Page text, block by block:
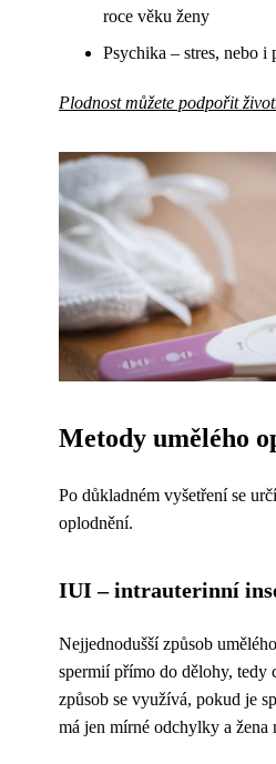
roce věku ženy
Psychika – stres, nebo i
Plodnost můžete podpořit
Metody umělého
Po důkladném vyšetření se
oplodnění.
IUI – intrauterinní
Nejjednodušší způsob
spermií přímo do dělohy, tedy
způsob se využívá, pokud je
má jen mírné odchylky a žena